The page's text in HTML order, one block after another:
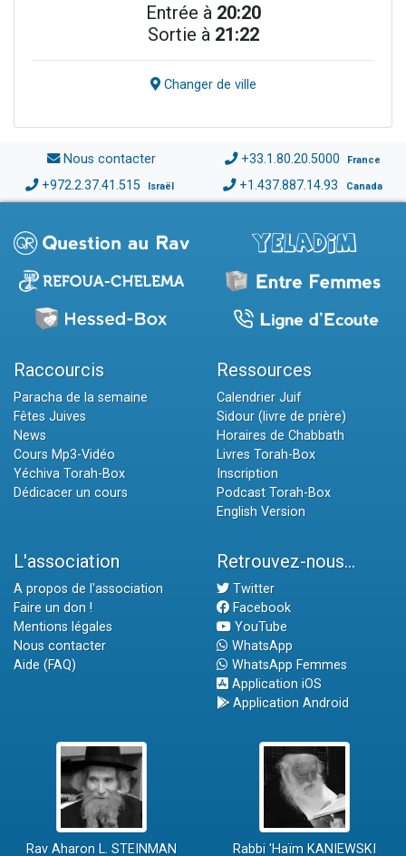
Entrée à 20:20
Sortie à 21:22
Changer de ville
Nous contacter +33.1.80.20.5000 France
+972.2.37.41.515 Israël +1.437.887.14.93 Canada
Raccourcis
Paracha de la semaine
Fêtes Juives
News
Cours Mp3-Vidéo
Yéchiva Torah-Box
Dédicacer un cours
Ressources
Calendrier Juif
Sidour (livre de prière)
Horaires de Chabbath
Livres Torah-Box
Inscription
Podcast Torah-Box
English Version
L'association
A propos de l'association
Faire un don !
Mentions légales
Nous contacter
Aide (FAQ)
Retrouvez-nous...
Twitter
Facebook
YouTube
WhatsApp
WhatsApp Femmes
Application iOS
Application Android
Rav Aharon L. STEINMAN Rabbi 'Haïm KANIEWSKI